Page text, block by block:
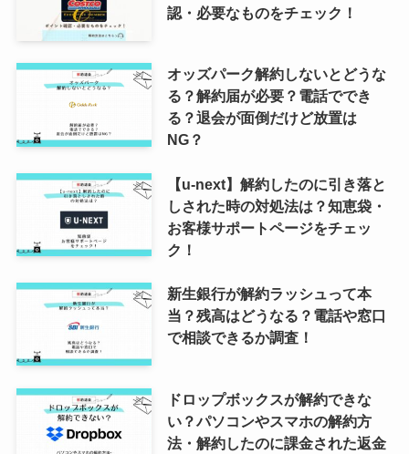
認・必要なものをチェック！
オッズパーク解約しないとどうな
る？解約届が必要？電話ででき
る？退会が面倒だけど放置は
NG？
【u-next】解約したのに引き落と
しされた時の対処法は？知恵袋・
お客様サポートページをチェッ
ク！
新生銀行が解約ラッシュって本
当？残高はどうなる？電話や窓口
で相談できるか調査！
ドロップボックスが解約できな
い？パソコンやスマホの解約方
法・解約したのに課金された返金